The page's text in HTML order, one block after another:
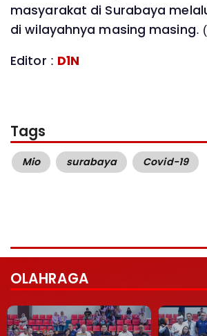
masyarakat di Surabaya
di wilayahnya masing masing.
Editor : D1N
Tags
Mio surabaya Covid-19
OLAHRAGA